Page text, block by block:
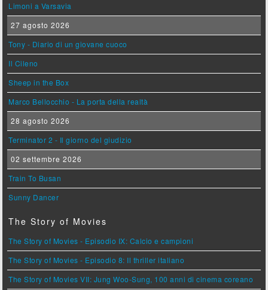
Limoni a Varsavia
27 agosto 2026
Tony - Diario di un giovane cuoco
Il Cileno
Sheep in the Box
Marco Bellocchio - La porta della realtà
28 agosto 2026
Terminator 2 - Il giorno del giudizio
02 settembre 2026
Train To Busan
Sunny Dancer
The Story of Movies
The Story of Movies - Episodio IX: Calcio e campioni
The Story of Movies - Episodio 8: Il thriller italiano
The Story of Movies VII: Jung Woo-Sung, 100 anni di cinema coreano